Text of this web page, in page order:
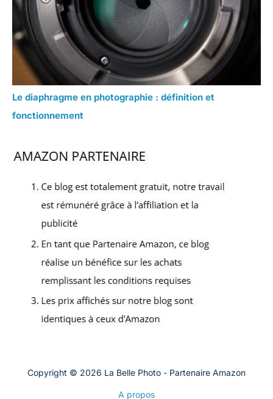
Le diaphragme en photographie : définition et
fonctionnement
Copyright © 2026 La Belle Photo - Partenaire Amazon
A propos